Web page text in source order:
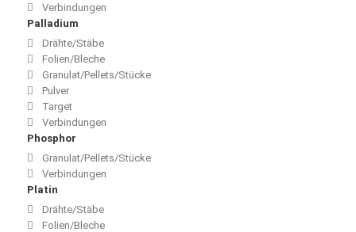
Verbindungen
Palladium
Drähte/Stäbe
Folien/Bleche
Granulat/Pellets/Stücke
Pulver
Target
Verbindungen
Phosphor
Granulat/Pellets/Stücke
Verbindungen
Platin
Drähte/Stäbe
Folien/Bleche